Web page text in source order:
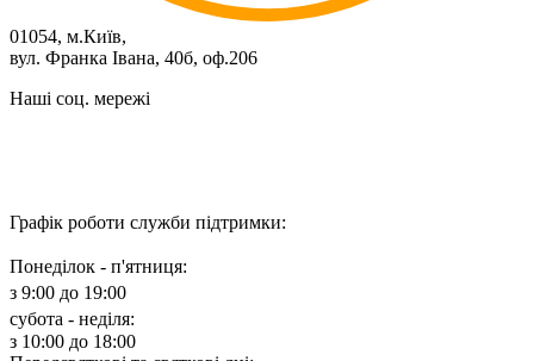
01054, м.Київ,
вул. Франка Івана, 40б, оф.206
Наші соц. мережі
Графік роботи служби підтримки:
Понеділок - п'ятниця:
з 9:00 до 19:00
субота - неділя:
з 10:00 до 18:00